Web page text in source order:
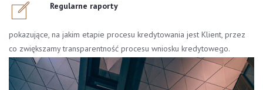
Regularne raporty
pokazujące, na jakim etapie procesu kredytowania jest Klient, przez
co zwiększamy transparentność procesu wniosku kredytowego.